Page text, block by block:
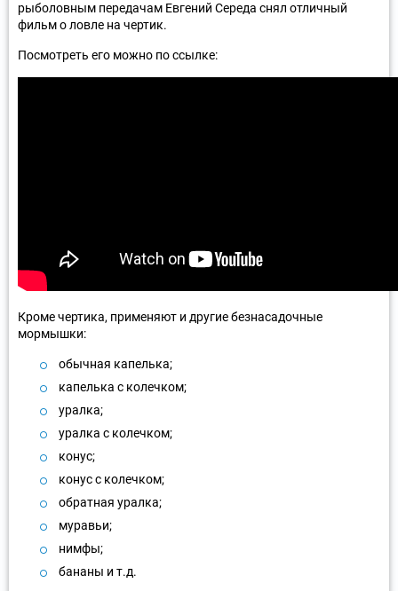
рыболовным передачам Евгений Середа снял отличный
фильм о ловле на чертик.
Посмотреть его можно по ссылке:
Кроме чертика, применяют и другие безнасадочные
мормышки:
обычная капелька;
капелька с колечком;
уралка;
уралка с колечком;
конус;
конус с колечком;
обратная уралка;
муравьи;
нимфы;
бананы и т.д.